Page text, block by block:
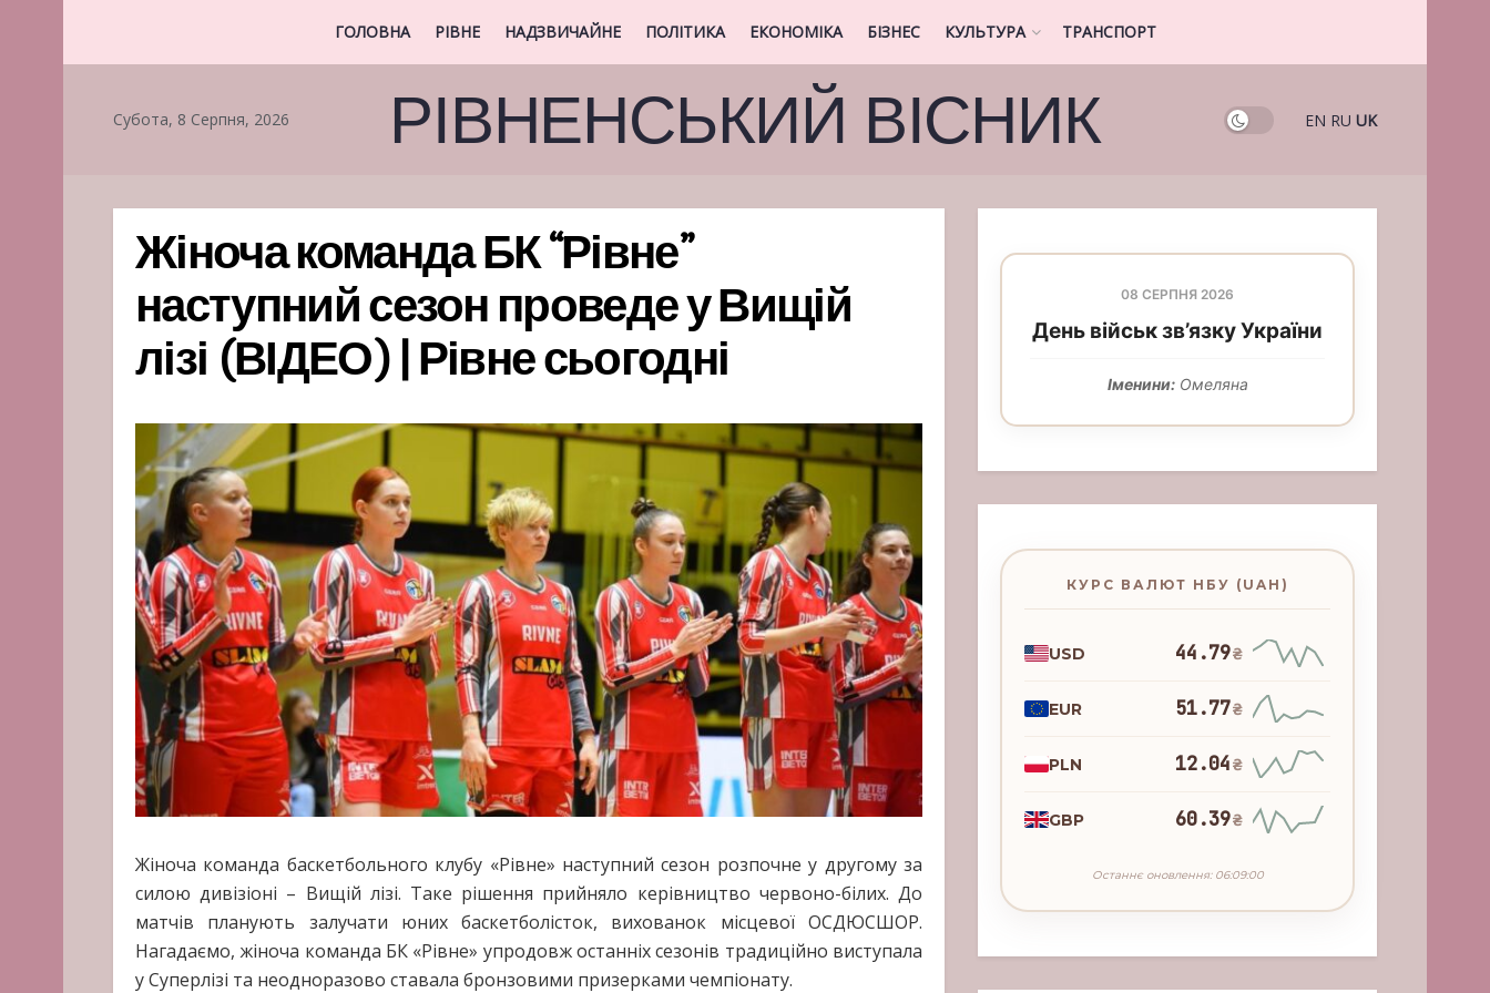
ГОЛОВНА РІВНЕ НАДЗВИЧАЙНЕ ПОЛІТИКА ЕКОНОМІКА БІЗНЕС КУЛЬТУРА ТРАНСПОРТ
Субота, 8 Серпня, 2026 РІВНЕНСЬКИЙ ВІСНИК EN RU UK
Жіноча команда БК “Рівне”
наступний сезон проведе у Вищій
лізі (ВІДЕО) | Рівне сьогодні
Жіноча команда баскетбольного клубу «Рівне» наступний сезон розпочне у другому за
силою дивізіоні – Вищій лізі. Таке рішення прийняло керівництво червоно-білих. До
матчів планують залучати юних баскетболісток, вихованок місцевої ОСДЮСШОР.
Нагадаємо, жіноча команда БК «Рівне» упродовж останніх сезонів традиційно виступала
у Суперлізі та неодноразово ставала бронзовими призерками чемпіонату.
08 СЕРПНЯ 2026
День військ зв’язку України
Іменини:Омеляна
КУРС ВАЛЮТ НБУ (UAH)
USD 44.79₴
EUR 51.77₴
PLN 12.04₴
GBP 60.39₴
Останнє оновлення: 06:09:00